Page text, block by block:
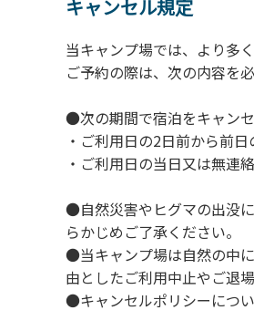
５.周囲に迷惑となる
６.芝生や地面での直
７.バンガローに設置
８.バンガローの芝生
９.各自で出されまし
10.施設内および駐車
11.施設の利用につい
キャンセル規定
当キャンプ場では、より多
ご予約の際は、次の内容を
●次の期間で宿泊をキャン
・ご利用日の2日前から前
・ご利用日の当日又は無連
●自然災害やヒグマの出没
らかじめご了承ください。
●当キャンプ場は自然の中
由としたご利用中止やご退
●キャンセルポリシーにつ